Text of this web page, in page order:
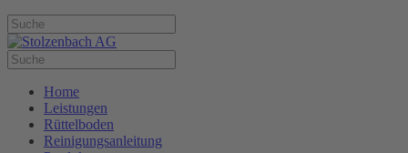
Home
Leistungen
Rüttelboden
Reinigungsanleitung